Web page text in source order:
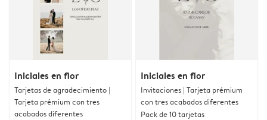
Iniciales en flor
Tarjetas de agradecimiento |
Tarjeta prémium con tres
acabados diferentes
Iniciales en flor
Invitaciones | Tarjeta prémium
con tres acabados diferentes
Pack de 10 tarjetas